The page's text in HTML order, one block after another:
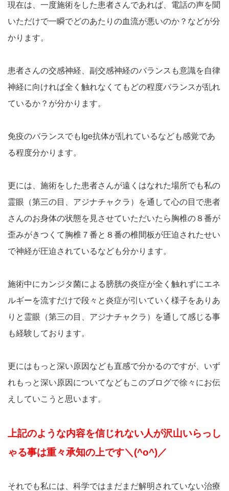
現在は、一度施術をした患者さんであれば、電話の声を聞
いただけで一瞬でどのあたりの血流が悪いのか？などが分
かります。
患者さんの交感神経、副交感神経のバランスも意識を自律
神経に向ければ全く触れなくてもどの程度バランスが乱れ
ているか？が分かります。
免疫のバランスでもIge抗体が乱れているなども感覚であ
る程度分かります。
更には、施術をした患者さんが遠くはなれた場所でも私の
霊眼（第三の目、アジナチャクラ）を通して心の目で患者
さんのお身体の状態を見させていただいたら胸椎の８番が
歪みがきつくて胸椎７番と８番の椎間板が圧迫されたせい
で神経が圧迫されているなども分かります。
施術中にカンジタ菌による膀胱の炎症が全く触れずにエネ
ルギーを流すだけで段々と炎症が引いていく様子をありあ
りと霊眼（第三の目、アジナチャクラ）を通して感じる事
も経験しております。
更にはもっと深い原因なども直感で分かるのですが、いず
れもっと深い原因についてなどもこのブログで徐々にお伝
えしていこうと思います。
上記のような内容を信じれない人が沢山いらっし
ゃる事は重々承知の上です＼(^o^)／
それでも私には、科学ではまだまだ解明されていない治療